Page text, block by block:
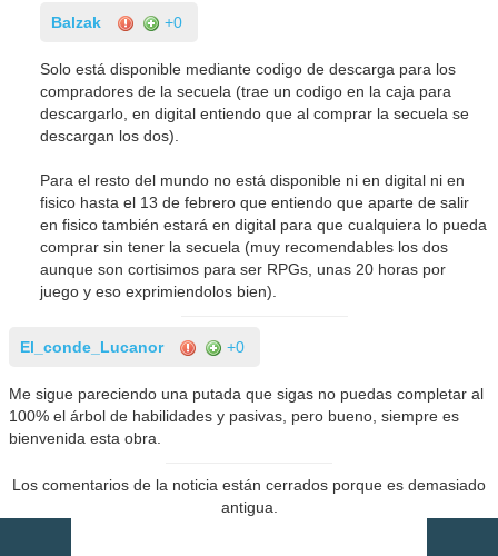
Balzak +0
Solo está disponible mediante codigo de descarga para los
compradores de la secuela (trae un codigo en la caja para
descargarlo, en digital entiendo que al comprar la secuela se
descargan los dos).
Para el resto del mundo no está disponible ni en digital ni en
fisico hasta el 13 de febrero que entiendo que aparte de salir
en fisico también estará en digital para que cualquiera lo pueda
comprar sin tener la secuela (muy recomendables los dos
aunque son cortisimos para ser RPGs, unas 20 horas por
juego y eso exprimiendolos bien).
El_conde_Lucanor +0
Me sigue pareciendo una putada que sigas no puedas completar al
100% el árbol de habilidades y pasivas, pero bueno, siempre es
bienvenida esta obra.
Los comentarios de la noticia están cerrados porque es demasiado
antigua.